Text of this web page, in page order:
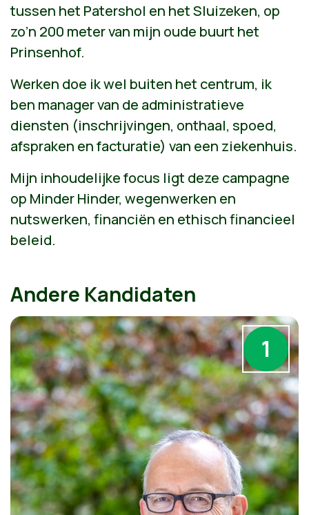
tussen het Patershol en het Sluizeken, op
zo’n 200 meter van mijn oude buurt het
Prinsenhof.
Werken doe ik wel buiten het centrum, ik
ben manager van de administratieve
diensten (inschrijvingen, onthaal, spoed,
afspraken en facturatie) van een ziekenhuis.
Mijn inhoudelijke focus ligt deze campagne
op Minder Hinder, wegenwerken en
nutswerken, financiën en ethisch financieel
beleid.
Andere Kandidaten
1